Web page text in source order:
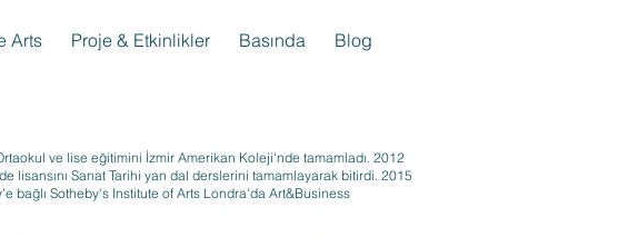
Arts Proje & Etkinlikler Basında Blog
ve lise eğitimini İzmir Amerikan Koleji'nde tamamladı. 2012
lisansını Sanat Tarihi yan dal derslerini tamamlayarak bitirdi. 2015
bağlı Sotheby's Institute of Arts Londra'da Art&Business